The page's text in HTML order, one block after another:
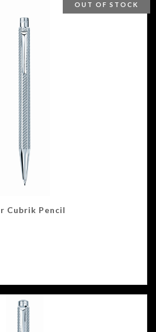
OUT OF STOCK
Cubrik Pencil